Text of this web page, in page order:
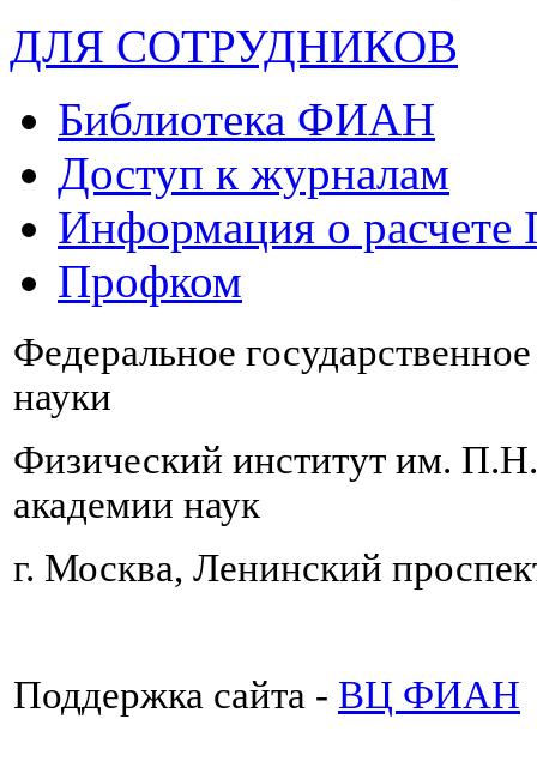
ДЛЯ СОТРУДНИКОВ
Библиотека ФИАН
Доступ к журналам
Информация о
Профком
Федеральное
науки
Физический институт им.
академии наук
г. Москва, Ленинский
Поддержка сайта - ВЦ ФИАН